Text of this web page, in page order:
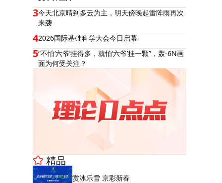
3今天北京晴到多云为主，明天傍晚起雷阵雨再次
来袭
42026国际基础科学大会今日启幕
5“不怕‘六爷’挂得多，就怕‘六爷’挂一颗”，轰-6N画
面为何受关注？
精品
赏冰乐雪 京彩新春